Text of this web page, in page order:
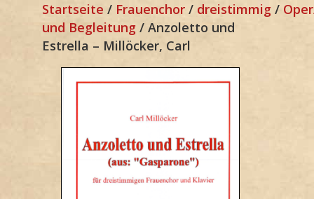
Startseite / Frauenchor / dreistimmig /
und Begleitung / Anzoletto und
Estrella – Millöcker, Carl